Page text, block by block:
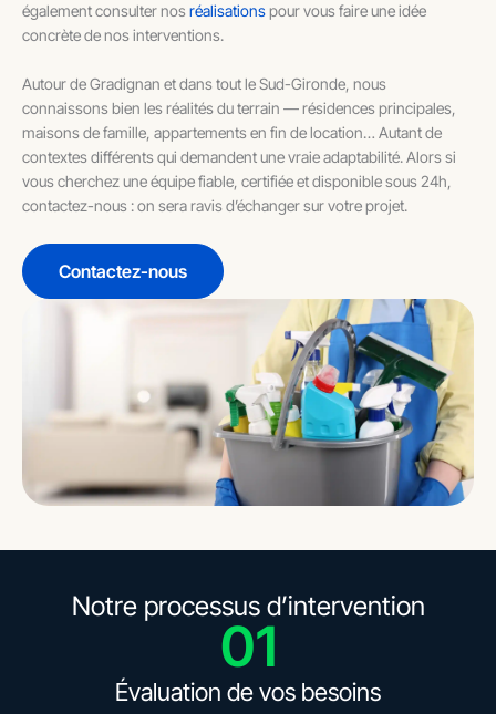
également consulter nosréalisationspour vous faire une idée
concrète de nos interventions.
Autour de Gradignan et dans tout le Sud-Gironde, nous
connaissons bien les réalités du terrain — résidences principales,
maisons de famille, appartements en fin de location… Autant de
contextes différents qui demandent une vraie adaptabilité. Alors si
vous cherchez une équipe fiable, certifiée et disponible sous 24h,
contactez-nous : on sera ravis d’échanger sur votre projet.
Contactez-nous
Notre processus d’intervention
01
Évaluation de vos besoins